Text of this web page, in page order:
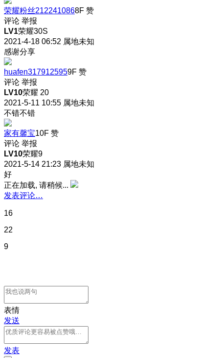
荣耀粉丝2122410868F 赞
评论 举报
LV1荣耀30S
2021-4-18 06:52 属地未知
感谢分享
huafen3179125959F 赞
评论 举报
LV10荣耀 20
2021-5-11 10:55 属地未知
不错不错
家有馨宝10F 赞
评论 举报
LV10荣耀9
2021-5-14 21:23 属地未知
好
正在加载, 请稍候...
发表评论…
16
22
9
表情
发送
发表